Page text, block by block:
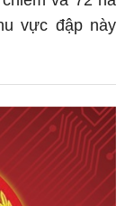
vực đập này